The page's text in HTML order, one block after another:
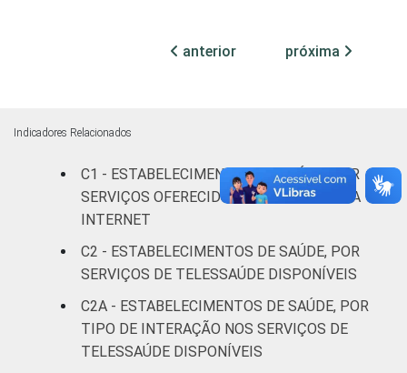
internação
apoio à
diagnose e
66 34
IDENTIFICAÇÃO DE
UNIDADE BÁSICA
DE SAÚDE
UBS 14
Não UBS 60 40
LOCALIZAÇÃO Capital
anterior próxima
Indicadores Relacionados
C1 - ESTABELECIMENTOS DE SAÚDE, POR
SERVIÇOS OFERECIDOS AO PACIENTE VIA
INTERNET
C2 - ESTABELECIMENTOS DE SAÚDE, POR
SERVIÇOS DE TELESSAÚDE DISPONÍVEIS
C2A - ESTABELECIMENTOS DE SAÚDE, POR
TIPO DE INTERAÇÃO NOS SERVIÇOS DE
TELESSAÚDE DISPONÍVEIS